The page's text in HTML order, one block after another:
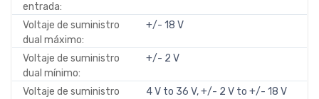
entrada:
Voltaje de suministro
dual máximo:
+/- 18 V
Voltaje de suministro
dual mínimo:
+/- 2 V
Voltaje de suministro
4 V to 36 V, +/- 2 V to +/- 18 V